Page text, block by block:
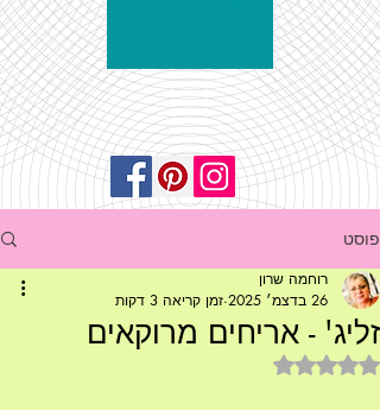
פוסט
זליג' - אריחים מרוקאים
רוחמה שרון
26 בדצמ׳ 2025
זמן קריאה 3 דקות
דירוג של NaN מתוך 5 כוכבים